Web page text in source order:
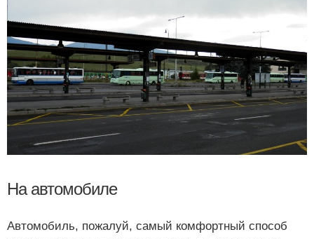
На автомобиле
Автомобиль, пожалуй, самый комфортный способ